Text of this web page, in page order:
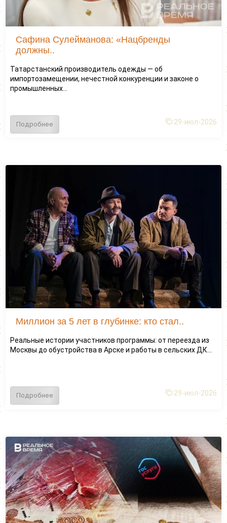
Сафина Сулейманова: «Нацбренды
должны..
Татарстанский производитель одежды — об
импортозамещении, нечестной конкуренции и законе о
промышленных...
Подробнее 29-июл-2026
Миллион за 5 лет в глубинке: кто стал..
Реальные истории участников программы: от переезда из
Москвы до обустройства в Арске и работы в сельских ДК...
Подробнее 29-июл-2026